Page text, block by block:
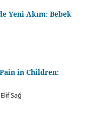
Yeni Akım: Bebek
in Children:
Sağ